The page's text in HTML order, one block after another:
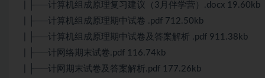
| ├──计算机组成原理复习建议（3月伴学营）.docx 19.60kb
| ├──计算机组成原理期中试卷 .pdf 712.50kb
| ├──计算机组成原理期中试卷及答案解析 .pdf 911.38kb
| ├──计网络期末试卷.pdf 116.74kb
| ├──计网期末试卷及答案解析.pdf 177.26kb